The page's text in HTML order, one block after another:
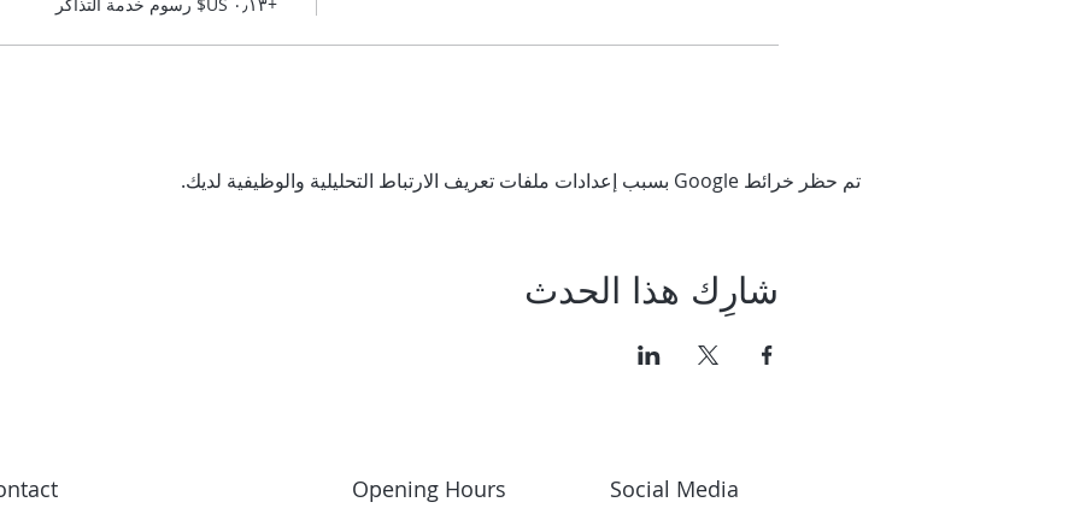
+‏٠٫١٣ US$ رسوم خدمة التذاكر
تم حظر خرائط Google بسبب إعدادات ملفات تعريف الارتباط التحليلية والوظيفية لديك.
شارِك هذا الحدث
Opening Hours Social Media